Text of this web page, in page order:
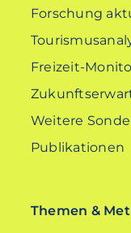
Forschung
Freizeit-
Weitere
Publikationen
Themen &